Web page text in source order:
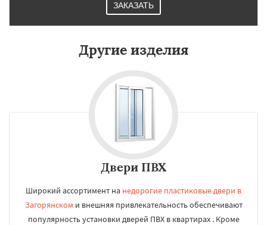
ЗАКАЗАТЬ
Другие изделия
Двери ПВХ
Широкий ассортимент на недорогие пластиковые двери в
Загорянском и внешняя привлекательность обеспечивают
популярность установки дверей ПВХ в квартирах . Кроме